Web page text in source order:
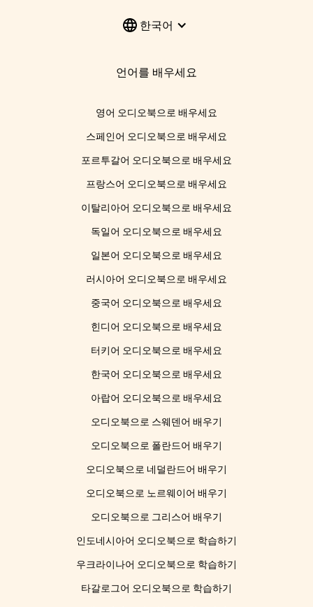
한국어
언어를 배우세요
영어 오디오북으로 배우세요
스페인어 오디오북으로 배우세요
포르투갈어 오디오북으로 배우세요
프랑스어 오디오북으로 배우세요
이탈리아어 오디오북으로 배우세요
독일어 오디오북으로 배우세요
일본어 오디오북으로 배우세요
러시아어 오디오북으로 배우세요
중국어 오디오북으로 배우세요
힌디어 오디오북으로 배우세요
터키어 오디오북으로 배우세요
한국어 오디오북으로 배우세요
아랍어 오디오북으로 배우세요
오디오북으로 스웨덴어 배우기
오디오북으로 폴란드어 배우기
오디오북으로 네덜란드어 배우기
오디오북으로 노르웨이어 배우기
오디오북으로 그리스어 배우기
인도네시아어 오디오북으로 학습하기
우크라이나어 오디오북으로 학습하기
타갈로그어 오디오북으로 학습하기